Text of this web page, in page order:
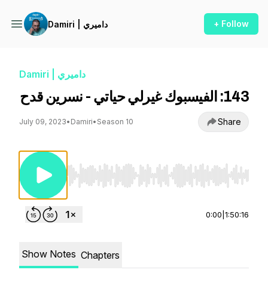
Damiri | داميري + Follow
Damiri | داميري
143: الفيسبوك غيرلي حياتي - نسرين قدح
July 09, 2023• Damiri• Season 10 Share
Use Left/Right to seek, Home/End to jump
0:00 1:50:16
Show Notes Chapters